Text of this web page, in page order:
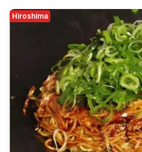
Hiroshima